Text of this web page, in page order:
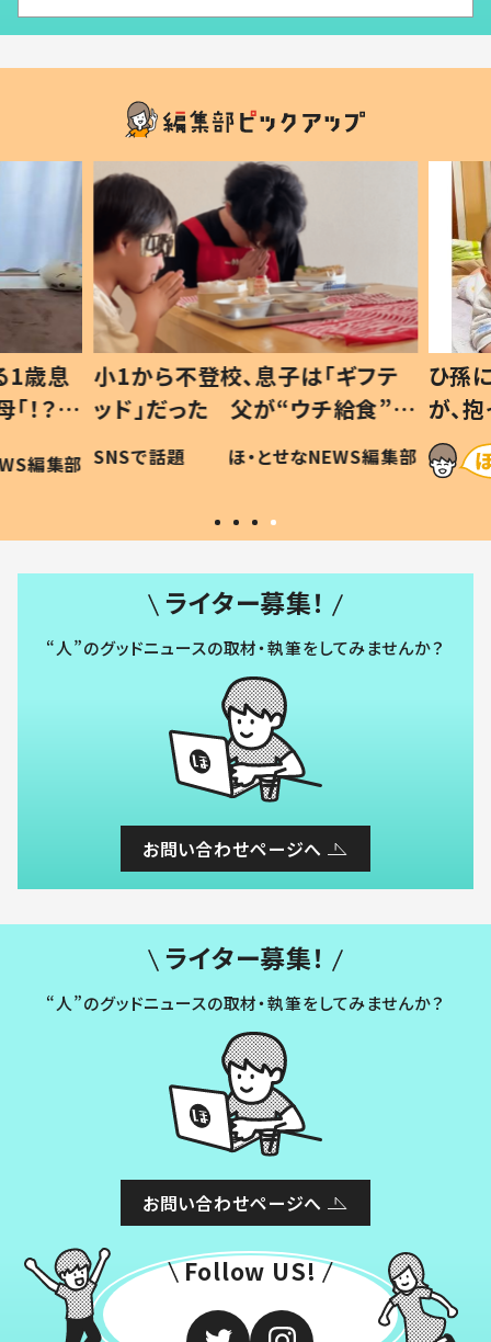
歳息
？」
編集部
小1から不登校、息子は「ギフテ
ッド」だった 父が“ウチ給食”を
作り続ける理由とは #令和の親
#令和の子
SNSで話題 ほ・とせなNEWS編集部
ひ孫
が、
「涙
い」
ライター募集！
“人”のグッドニュースの取材・執筆をしてみませんか？
お問い合わせページへ
ライター募集！
“人”のグッドニュースの取材・執筆をしてみませんか？
お問い合わせページへ
Follow US!